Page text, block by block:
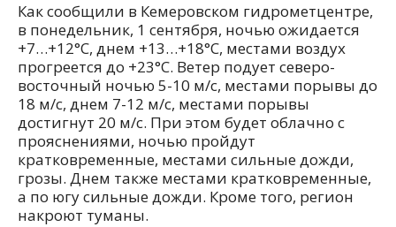
Как сообщили в Кемеровском гидрометцентре,
в понедельник, 1 сентября, ночью ожидается
+7…+12°C, днем +13…+18°C, местами воздух
прогреется до +23°C. Ветер подует северо-
восточный ночью 5-10 м/с, местами порывы до
18 м/с, днем 7-12 м/с, местами порывы
достигнут 20 м/с. При этом будет облачно с
прояснениями, ночью пройдут
кратковременные, местами сильные дожди,
грозы. Днем также местами кратковременные,
а по югу сильные дожди. Кроме того, регион
накроют туманы.